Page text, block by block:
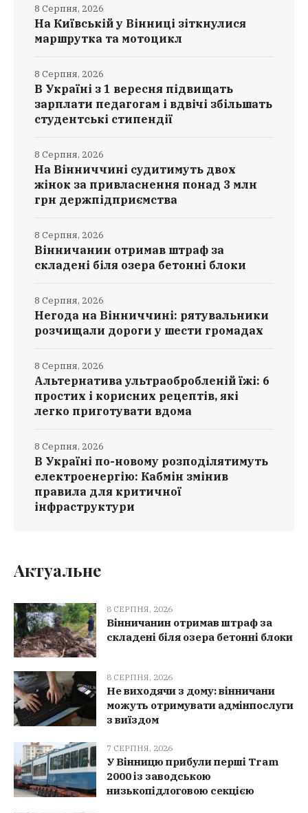
На Київській у Вінниці зіткнулися
маршрутка та мотоцикл
8 Серпня, 2026
В Україні з 1 вересня підвищать
зарплати педагогам і вдвічі збільшать
студентські стипендії
8 Серпня, 2026
На Вінниччині судитимуть двох
жінок за привласнення понад 3 млн
грн держпідприємства
8 Серпня, 2026
Вінничанин отримав штраф за
складені біля озера бетонні блоки
8 Серпня, 2026
Негода на Вінниччині: рятувальники
розчищали дороги у шести громадах
8 Серпня, 2026
Альтернатива ультраобробленій їжі: 6
простих і корисних рецептів, які
легко приготувати вдома
8 Серпня, 2026
В Україні по-новому розподілятимуть
електроенергію: Кабмін змінив
правила для критичної
інфраструктури
8 Серпня, 2026
Актуальне
8 СЕРПНЯ, 2026
Вінничанин отримав штраф за
складені біля озера бетонні блоки
8 СЕРПНЯ, 2026
Не виходячи з дому: вінничани
можуть отримувати адмінпослуги
з виїздом
7 СЕРПНЯ, 2026
У Вінницю прибули перші Tram
2000 із заводською
низькопідлоговою секцією